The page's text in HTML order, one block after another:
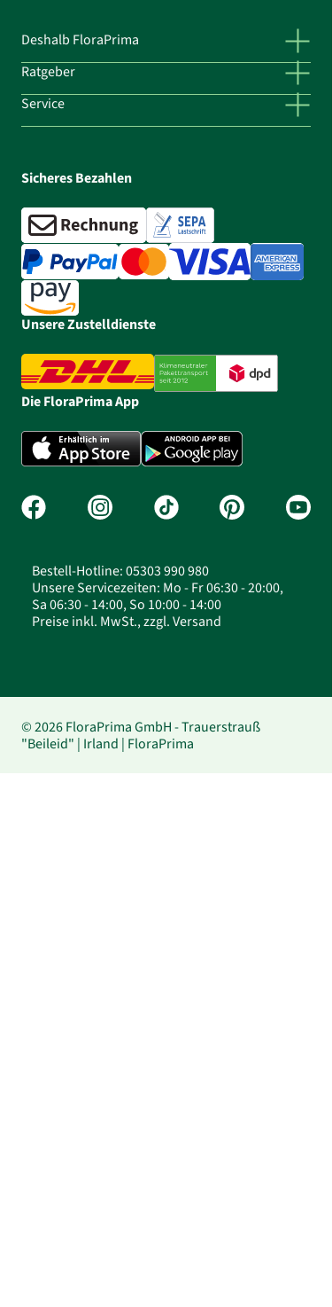
Deshalb FloraPrima
Ratgeber
Service
Sicheres Bezahlen
Unsere Zustelldienste
Die FloraPrima App
Bestell-Hotline: 05303 990 980
Unsere Servicezeiten: Mo - Fr 06:30 - 20:00,
Sa 06:30 - 14:00, So 10:00 - 14:00
Preise inkl. MwSt., zzgl. Versand
© 2026 FloraPrima GmbH - Trauerstrauß
"Beileid" | Irland | FloraPrima